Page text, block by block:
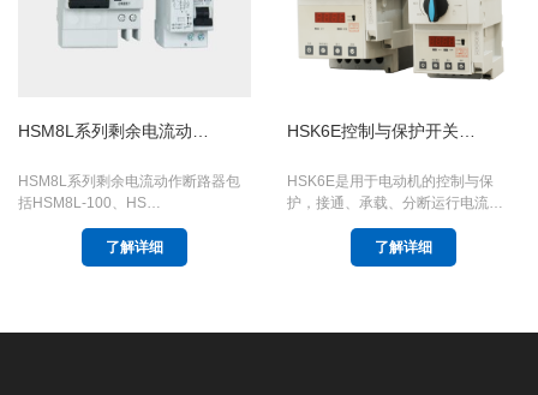
HSM8L系列剩余电流动…
HSM8L系列剩余电流动作断路器包
括HSM8L-100、HS…
了解详细
HSK6E控制与保护开关…
HSK6E是用于电动机的控制与保
护，接通、承载、分断运行电流…
了解详细